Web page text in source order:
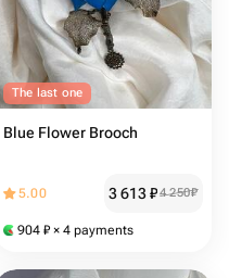
The last one
Blue Flower Brooch
5.00 3 613₽4 250₽
904 ₽ × 4 payments